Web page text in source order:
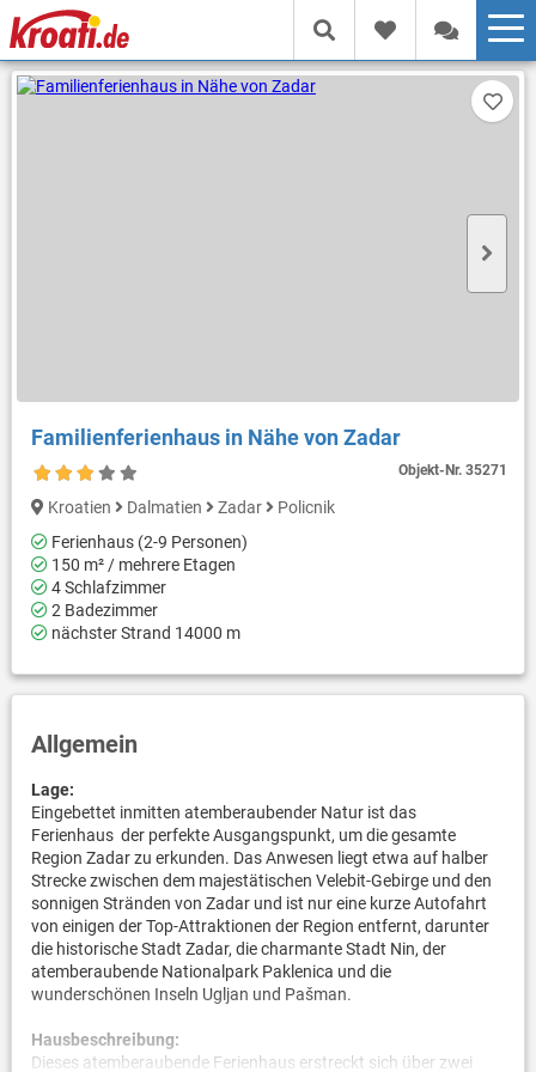
Familienferienhaus in Nähe von Zadar
Objekt-Nr.35271
Kroatien Dalmatien Zadar
Policnik
Ferienhaus (2-9 Personen)
150 m² / mehrere Etagen
4 Schlafzimmer
2 Badezimmer
nächster Strand 14000 m
Allgemein
Lage:
Eingebettet inmitten atemberaubender Natur ist das
Ferienhaus der perfekte Ausgangspunkt, um die gesamte
Region Zadar zu erkunden. Das Anwesen liegt etwa auf halber
Strecke zwischen dem majestätischen Velebit-Gebirge und den
sonnigen Stränden von Zadar und ist nur eine kurze Autofahrt
von einigen der Top-Attraktionen der Region entfernt, darunter
die historische Stadt Zadar, die charmante Stadt Nin, der
atemberaubende Nationalpark Paklenica und die
wunderschönen Inseln Ugljan und Pašman.
Hausbeschreibung:
Dieses atemberaubende Ferienhaus erstreckt sich über zwei